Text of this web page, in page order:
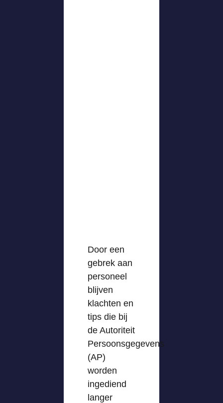
Door een
gebrek aan
personeel
blijven
klachten en
tips die bij
de Autoriteit
Persoonsgegevens
(AP)
worden
ingediend
langer